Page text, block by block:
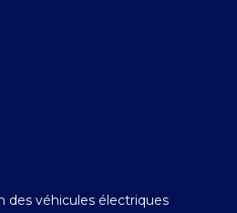
des véhicules électriques